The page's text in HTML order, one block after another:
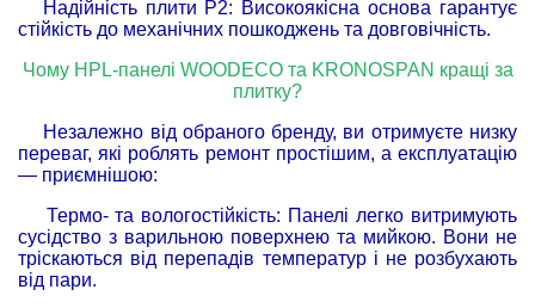
Надійність плити P2: Високоякісна основа гарантує
стійкість до механічних пошкоджень та довговічність.
Чому HPL-панелі WOODECO та KRONOSPAN кращі за
плитку?
Незалежно від обраного бренду, ви отримуєте низку
переваг, які роблять ремонт простішим, а експлуатацію
— приємнішою:
Термо- та вологостійкість: Панелі легко витримують
сусідство з варильною поверхнею та мийкою. Вони не
тріскаються від перепадів температур і не розбухають
від пари.